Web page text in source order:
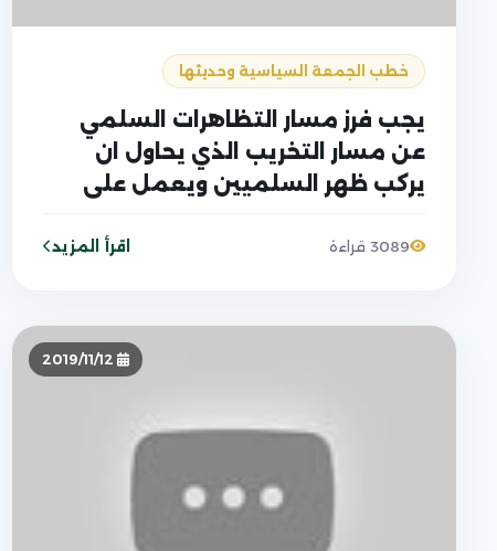
خطب الجمعة السياسية وحديثها
يجب فرز مسار التظاهرات السلمي
عن مسار التخريب الذي يحاول ان
يركب ظهر السلميين ويعمل على
3089 قراءة اقرأ المزيد